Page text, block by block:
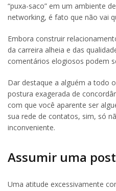
“puxa-saco” em um ambiente
networking, é fato que não vai
Embora construir
da carreira alheia e das
comentários elogiosos podem
Dar destaque a alguém a todo
postura exagerada de
com que você aparente ser
sua rede de contatos, sim, só
inconveniente.
Assumir uma
Uma atitude excessivamente